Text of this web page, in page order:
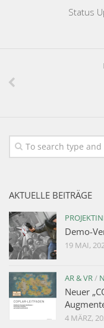
Status
AKTUELLE BEITRÄGE
Demo-
19 MAI,
AR & VR/
Neuer
4 MÄRZ,